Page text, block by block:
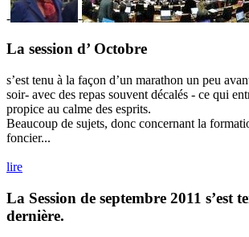
- -
La session d’ Octobre
s’est tenu à la façon d’un marathon un peu
soir- avec des repas souvent décalés - ce qui
propice au calme des esprits.
Beaucoup de sujets, donc concernant la
foncier...
lire
La Session de septembre 2011 s’est
dernière.